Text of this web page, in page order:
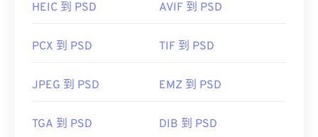
初始發佈日期：
1990 年 2 月 19 日
https://www.lifewire.com/psd-file-2622194
HEIC 到 PSD AVIF 到 PSD
PCX 到 PSD TIF 到 PSD
JPEG 到 PSD EMZ 到 PSD
TGA 到 PSD DIB 到 PSD